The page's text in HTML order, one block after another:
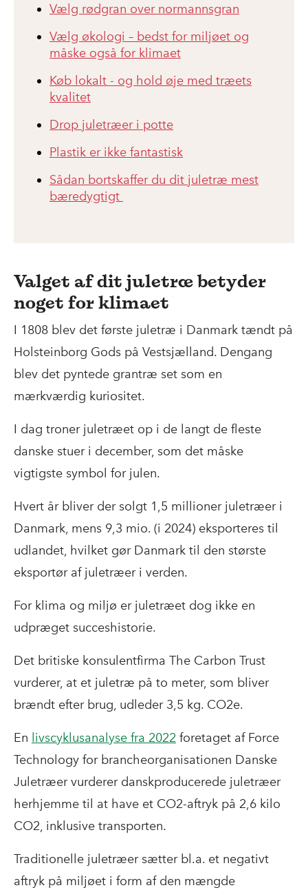
Vælg rødgran over normannsgran
Vælg økologi – bedst for miljøet og
måske også for klimaet
Køb lokalt - og hold øje med træets
kvalitet
Drop juletræer i potte
Plastik er ikke fantastisk
Sådan bortskaffer du dit juletræ mest
bæredygtigt
Valget af dit juletræ betyder
noget for klimaet
I 1808 blev det første juletræ i Danmark tændt på
Holsteinborg Gods på Vestsjælland. Dengang
blev det pyntede grantræ set som en
mærkværdig kuriositet.
I dag troner juletræet op i de langt de fleste
danske stuer i december, som det måske
vigtigste symbol for julen.
Hvert år bliver der solgt 1,5 millioner juletræer i
Danmark, mens 9,3 mio. (i 2024) eksporteres til
udlandet, hvilket gør Danmark til den største
eksportør af juletræer i verden.
For klima og miljø er juletræet dog ikke en
udpræget succeshistorie.
Det britiske konsulentfirma The Carbon Trust
vurderer, at et juletræ på to meter, som bliver
brændt efter brug, udleder 3,5 kg. CO2e.
En livscyklusanalyse fra 2022 foretaget af Force
Technology for brancheorganisationen Danske
Juletræer vurderer danskproducerede juletræer
herhjemme til at have et CO2-aftryk på 2,6 kilo
CO2, inklusive transporten.
Traditionelle juletræer sætter bl.a. et negativt
aftryk på miljøet i form af den mængde